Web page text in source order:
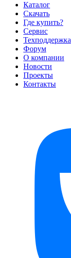
Каталог
Скачать
Где купить?
Сервис
Техподдержка
Форум
О компании
Новости
Проекты
Контакты